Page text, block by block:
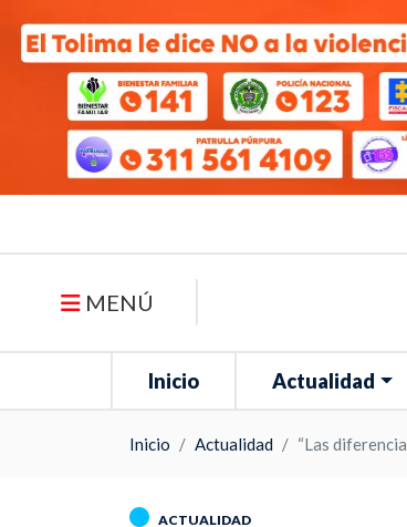
MENÚ
Inicio Actualidad
Inicio Actualidad “Las
ACTUALIDAD